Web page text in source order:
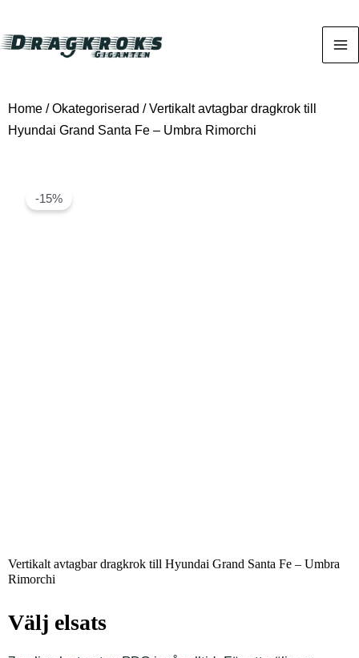
Home /Okategoriserad / Vertikalt avtagbar dragkrok till
Hyundai Grand Santa Fe – Umbra Rimorchi
-15%
Vertikalt avtagbar dragkrok till Hyundai Grand Santa Fe – Umbra
Rimorchi
Välj elsats